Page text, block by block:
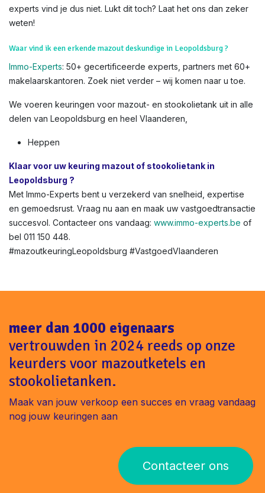
experts vind je dus niet. Lukt dit toch? Laat het ons dan zeker
weten!
Waar vind ik een erkende mazout deskundige in Leopoldsburg ?
Immo-Experts: 50+ gecertificeerde experts, partners met 60+
makelaarskantoren. Zoek niet verder – wij komen naar u toe.
We voeren keuringen voor mazout- en stookolietank uit in alle
delen van Leopoldsburg en heel Vlaanderen,
Heppen
Klaar voor uw keuring mazout of stookolietank in
Leopoldsburg ?
Met Immo-Experts bent u verzekerd van snelheid, expertise
en gemoedsrust. Vraag nu aan en maak uw vastgoedtransactie
succesvol. Contacteer ons vandaag: www.immo-experts.be of
bel 011 150 448.
#mazoutkeuringLeopoldsburg #VastgoedVlaanderen
meer dan 1000 eigenaars
vertrouwden in 2024 reeds op onze
keurders voor mazoutketels en
stookolietanken.
Maak van jouw verkoop een succes en vraag vandaag
nog jouw keuringen aan
Contacteer ons